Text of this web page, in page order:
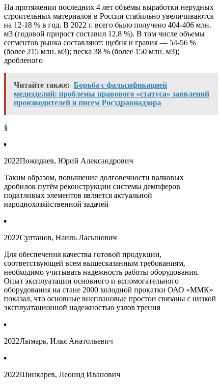
На протяжении последних 4 лет объёмы выработки нерудных
строительных материалов в России стабильно увеличиваются
на 12-18 % в год. В 2022 г. всего было получено 404-406 млн.
м3 (годовой прирост составил 12,8 %). В том числе объемы
сегментов рынка составляют: щебня и гравия — 54-56 %
(более 215 млн. м3); песка 38 % (более 150 млн. м3);
дробленого
Читайте также: Борьба с фальсификацией
медизделий: проблемы правового «статуса» заявлений
производителей и писем Росздравнадзора
§
2022Пожидаев, Юрий Александрович
Таким образом, повышение долговечности валковых
дробилок путём реконструкции системы демпферов
податливых элементов является актуальной
народнохозяйственной задачей
2022Султанов, Наиль Ласынович
Для обеспечения качества готовой продукции,
соответствующей всем вышесказанным требованиям,
необходимо учитывать надежность работы оборудования.
Опыт эксплуатации основного и вспомогательного
оборудования на стане 2000 холодной прокатки ОАО «ММК»
показал, что основные внеплановые простои связаны с низкой
эксплуатационной надежностью узлов трения
2022Лымарь, Илья Анатольевич
2022Шинкарев, Леонид Иванович